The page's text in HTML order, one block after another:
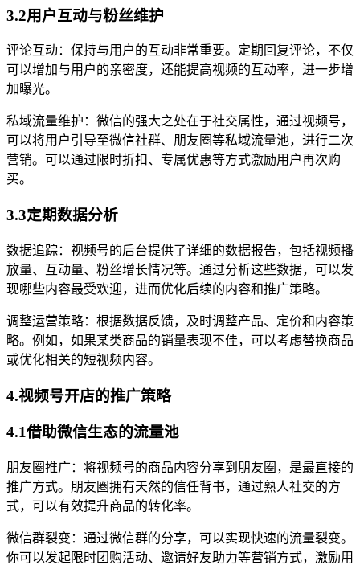
3.2用户互动与粉丝维护
评论互动：保持与用户的互动非常重要。定期回复评论，不仅
可以增加与用户的亲密度，还能提高视频的互动率，进一步增
加曝光。
私域流量维护：微信的强大之处在于社交属性，通过视频号，
可以将用户引导至微信社群、朋友圈等私域流量池，进行二次
营销。可以通过限时折扣、专属优惠等方式激励用户再次购
买。
3.3定期数据分析
数据追踪：视频号的后台提供了详细的数据报告，包括视频播
放量、互动量、粉丝增长情况等。通过分析这些数据，可以发
现哪些内容最受欢迎，进而优化后续的内容和推广策略。
调整运营策略：根据数据反馈，及时调整产品、定价和内容策
略。例如，如果某类商品的销量表现不佳，可以考虑替换商品
或优化相关的短视频内容。
4.视频号开店的推广策略
4.1借助微信生态的流量池
朋友圈推广：将视频号的商品内容分享到朋友圈，是最直接的
推广方式。朋友圈拥有天然的信任背书，通过熟人社交的方
式，可以有效提升商品的转化率。
微信群裂变：通过微信群的分享，可以实现快速的流量裂变。
你可以发起限时团购活动、邀请好友助力等营销方式，激励用